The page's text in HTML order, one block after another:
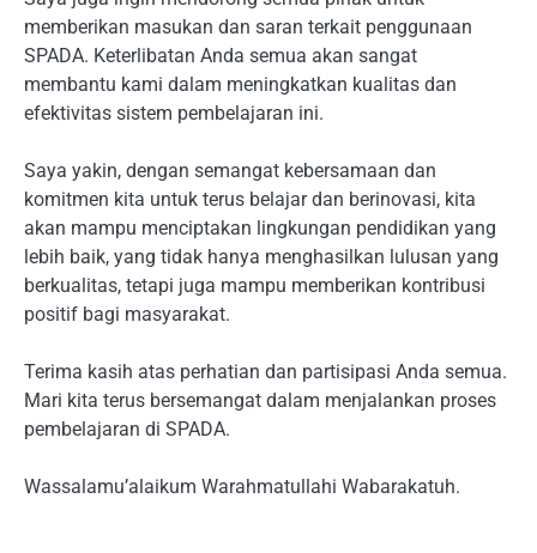
memberikan masukan dan saran terkait penggunaan
SPADA. Keterlibatan Anda semua akan sangat
membantu kami dalam meningkatkan kualitas dan
efektivitas sistem pembelajaran ini.
Saya yakin, dengan semangat kebersamaan dan
komitmen kita untuk terus belajar dan berinovasi, kita
akan mampu menciptakan lingkungan pendidikan yang
lebih baik, yang tidak hanya menghasilkan lulusan yang
berkualitas, tetapi juga mampu memberikan kontribusi
positif bagi masyarakat.
Terima kasih atas perhatian dan partisipasi Anda semua.
Mari kita terus bersemangat dalam menjalankan proses
pembelajaran di SPADA.
Wassalamu’alaikum Warahmatullahi Wabarakatuh.